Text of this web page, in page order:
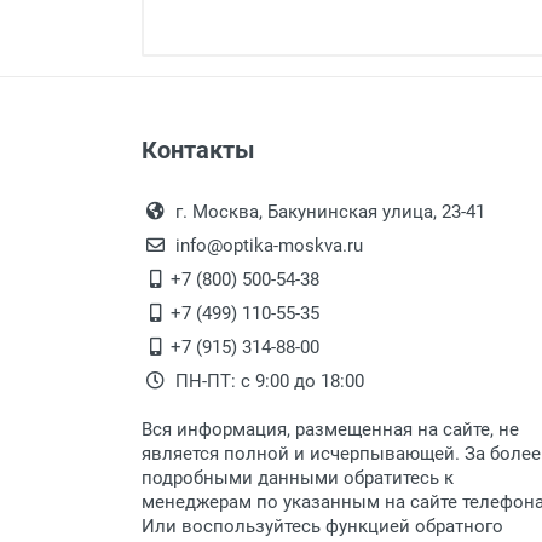
Общая ширина:
Ширина линзы:
Высота линзы:
Ширина мостика:
Тип линзы:
Тип оправы:
Материал линзы:
Материал дужки:
Цвет оправы:
Цвет дужки:
Перечисление средств на
Перевод денег на карту Сбербанка.
Выдаем товар в рабочие
После того, как заказ
Для получения товара при
Заказ необходимо
дополнительных расходов за
Доставка по Москве
Доставляем товар по
Доставка транспортными
Данный способ доставки
Мы сотрудничаем с
Контакты
г. Москва, Бакунинская улица, 23-41
info@optika-moskva.ru
+7 (800) 500-54-38
+7 (499) 110-55-35
+7 (915) 314-88-00
ПН-ПТ: с 9:00 до 18:00
Вся информация, размещенная на сайте, не
является полной и исчерпывающей. За более
подробными данными обратитесь к
менеджерам по указанным на сайте
Или воспользуйтесь функцией обратного